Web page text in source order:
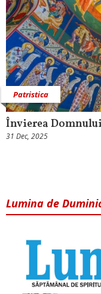
Patristica
Învierea
31 Dec, 2025
Lumina de